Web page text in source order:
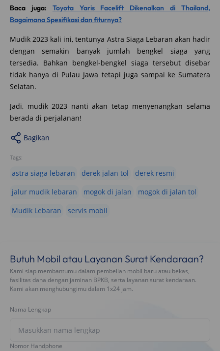
Baca juga: Toyota Yaris Facelift Dikenalkan di Thailand,
Bagaimana Spesifikasi dan fiturnya?
Mudik 2023 kali ini, tentunya Astra Siaga Lebaran akan hadir
dengan semakin banyak jumlah bengkel siaga yang
tersedia. Bahkan bengkel-bengkel siaga tersebut disebar
tidak hanya di Pulau Jawa tetapi juga sampai ke Sumatera
Selatan.
Jadi, mudik 2023 nanti akan tetap menyenangkan selama
berada di perjalanan!
Bagikan
Tags:
astra siaga lebaran derek jalan tol
derek resmi
jalur mudik lebaran
mogok di jalan
mogok di jalan tol
Mudik Lebaran
servis mobil
Butuh Mobil atau Layanan Surat Kendaraan?
Kami siap membantumu dalam pembelian mobil baru atau bekas,
fasilitas dana dengan jaminan BPKB, serta layanan surat kendaraan.
Kami akan menghubungimu dalam 1x24 jam.
Nama Lengkap
Nomor Handphone